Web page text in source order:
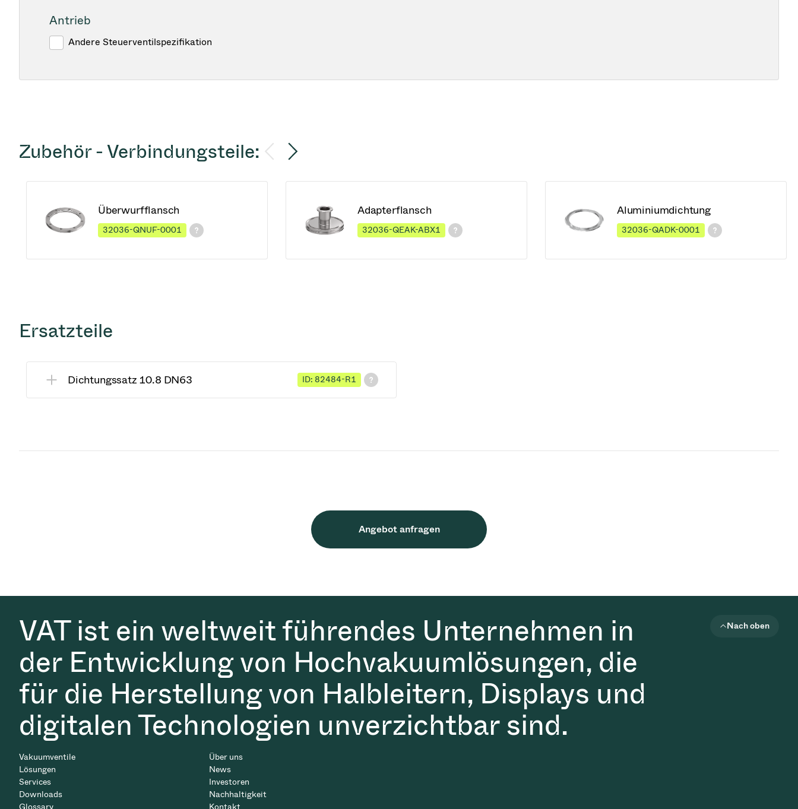
Antrieb
Andere Steuerventilspezifikation
Zubehör - Verbindungsteile:
Überwurfflansch
32036-QNUF-0001
Adapterflansch
32036-QEAK-ABX1
Aluminiumdichtung
32036-QADK-0001
Ersatzteile
Dichtungssatz 10.8 DN63 ID: 82484-R1
Angebot anfragen
VAT ist ein weltweit führendes Unternehmen in
der Entwicklung von Hochvakuumlösungen, die
für die Herstellung von Halbleitern, Displays und
digitalen Technologien unverzichtbar sind.
Nach oben
Vakuumventile
Lösungen
Services
Downloads
Glossary
Über uns
News
Investoren
Nachhaltigkeit
Kontakt